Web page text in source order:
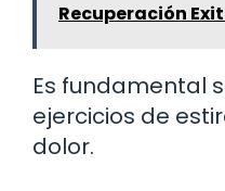
Recuperación
Es fundamental
ejercicios de
dolor.